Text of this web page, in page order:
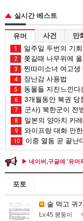
실시간 베스트
유머 사건 만
1 일주일 두번의 기
2 쫒길때 나무위에
3 찐따미소녀 여고생
4 장난감 사용법
5 동물들 지진느낀다
6 3개월동안 복권 당
7 군사) 북한군이 전
8 일본의 양아치 카레
9 와이프랑 대화 안
10 이중 열돔 곧 끝난
▶ 네이버,구글에 '유머
포토
술 먹고 귀
Lv.45 몽둥이